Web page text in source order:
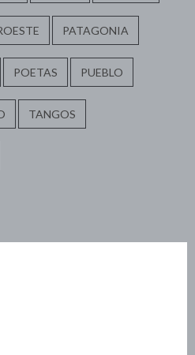
PATAGONIA
POETAS PUEBLO
TANGOS